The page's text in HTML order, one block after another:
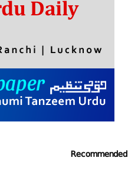
Recommended